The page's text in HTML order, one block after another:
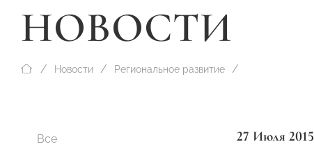
НОВОСТИ
Новости Региональное развитие
Все
27 Июля 2015